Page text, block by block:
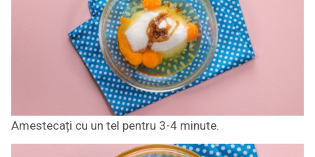
Amestecați cu un tel pentru 3-4 minute.